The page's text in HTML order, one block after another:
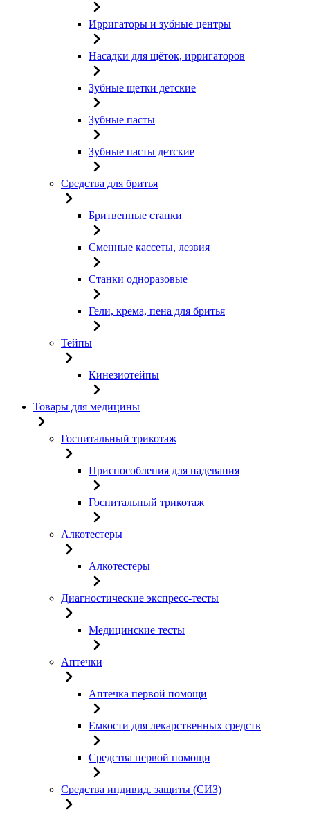
Ирригаторы и зубные центры
Насадки для щёток, ирригаторов
Зубные щетки детские
Зубные пасты
Зубные пасты детские
Средства для бритья
Бритвенные станки
Сменные кассеты, лезвия
Станки одноразовые
Гели, крема, пена для бритья
Тейпы
Кинезиотейпы
Товары для медицины
Госпитальный трикотаж
Приспособления для надевания
Госпитальный трикотаж
Алкотестеры
Алкотестеры
Диагностические экспресс-тесты
Медицинские тесты
Аптечки
Аптечка первой помощи
Емкости для лекарственных средств
Средства первой помощи
Средства индивид. защиты (СИЗ)